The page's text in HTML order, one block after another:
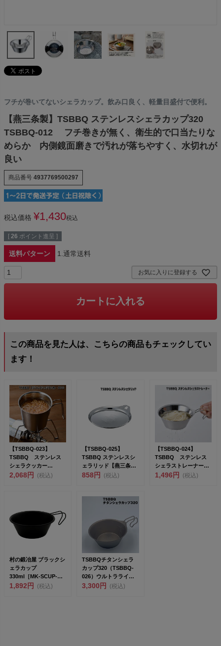
フチが巻いてないシェラカップ。飲み口良く、軽量目盛付で便利。
【燕三条製】TSBBQ ステンレスシェラカップ320
TSBBQ-012 フチ巻きが無く、衛生的で口当たりな
めらか 内側鏡面磨きで汚れが落ちやすく、水切れが
良い
商品番号 4937769500297
税込価格 ¥1,430税込
[ 26 ポイント進呈 ]
送料パターン 1.通常送料
お気に入りに登録する
カートに入れる
この商品を見た人は、こちらの商品もチェックしてい
ます！
【TSBBQ-023】
TSBBQ ステンレス
シェラクッカー
800【燕三条製｜TSB...
2,068円 (税込)
【TSBBQ-025】
TSBBQ ステンレスシ
ェラリッド【燕三条製
｜TSBBQ】&l...
858円 (税込)
【TSBBQ-024】
TSBBQ ステンレス
シェラストレーナー
【燕三条製｜TSBBQ...
1,496円 (税込)
村の鍛冶屋 ブラックシ
ェラカップ
330ml［MK-SCUP-
BK］<br&g...
1,892円 (税込)
TSBBQチタンシェラ
カップ320（TSBBQ-
026）ウルトラライト
ギア 燕三条製...
3,300円 (税込)